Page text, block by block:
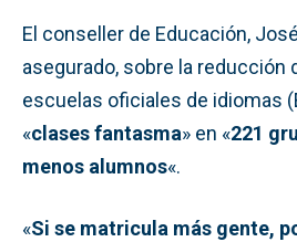
El conseller de Educación,
asegurado, sobre la reducción
escuelas oficiales de idiomas
«clases fantasma» en «221
menos alumnos«.
«Si se matricula más gente,